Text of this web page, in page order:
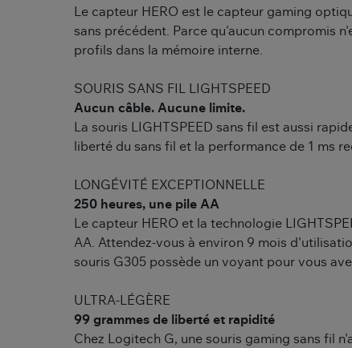
Le capteur HERO est le capteur gaming
sans précédent. Parce qu'aucun compromis
profils dans la mémoire interne.
SOURIS SANS FIL LIGHTSPEED
Aucun câble. Aucune limite.
La souris LIGHTSPEED sans fil est aussi
liberté du sans fil et la performance de 1 ms
LONGÉVITÉ EXCEPTIONNELLE
250 heures, une pile AA
Le capteur HERO et la technologie
AA. Attendez-vous à environ 9 mois
souris G305 possède un voyant pour vous
ULTRA-LÉGÈRE
99 grammes de liberté et rapidité
Chez Logitech G, une souris gaming sans fil